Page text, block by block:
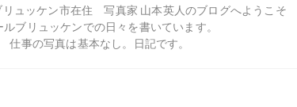
リュッケン市在住 写真家 山本英人のブログへようこそ
ルブリュッケンでの日々を書いています。
仕事の写真は基本なし。日記です。